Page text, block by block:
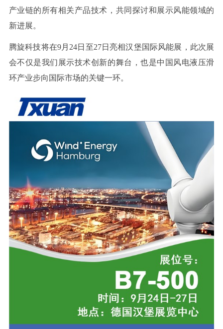
产业链的所有相关产品技术，共同探讨和展示风能领域的
新进展。
腾旋科技将在9月24日至27日亮相汉堡国际风能展，此次展
会不仅是我们展示技术创新的舞台，也是中国风电液压滑
环产业步向国际市场的关键一环。